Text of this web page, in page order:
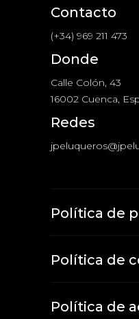
Contacto
(+34) 969 211 473
Donde
Calle Colón, 43
16002 Cuenca,
Redes
Política de
Política de
Política de